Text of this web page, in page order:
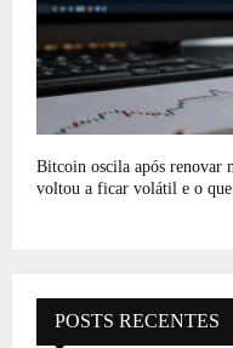
Bitcoin oscila após renovar
voltou a ficar volátil e o
POSTS RECENTES